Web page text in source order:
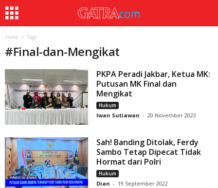
Home Tags
#Final-dan-Mengikat
PKPA Peradi Jakbar, Ketua MK:
Putusan MK Final dan
Mengikat
Hukum
Iwan Sutiawan - 20 November 2023
Sah! Banding Ditolak, Ferdy
Sambo Tetap Dipecat Tidak
Hormat dari Polri
Hukum
Dian - 19 September 2022